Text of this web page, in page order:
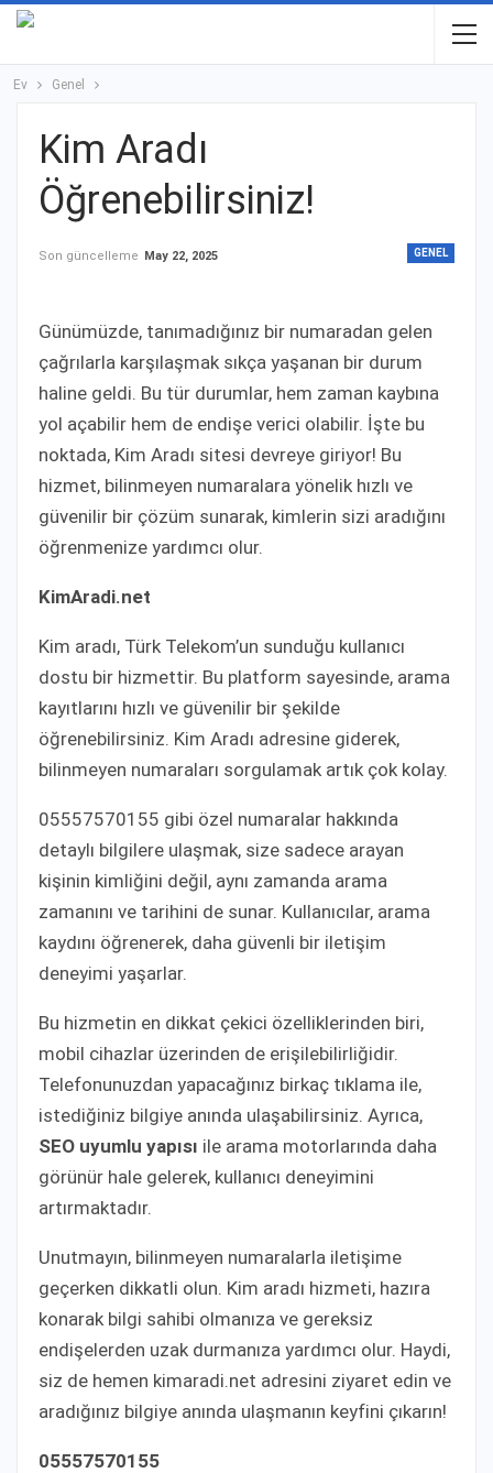
Ev Genel
Kim Aradı
Öğrenebilirsiniz!
GENEL
Son güncelleme May 22, 2025
Günümüzde, tanımadığınız bir numaradan gelen
çağrılarla karşılaşmak sıkça yaşanan bir durum
haline geldi. Bu tür durumlar, hem zaman kaybına
yol açabilir hem de endişe verici olabilir. İşte bu
noktada, Kim Aradı sitesi devreye giriyor! Bu
hizmet, bilinmeyen numaralara yönelik hızlı ve
güvenilir bir çözüm sunarak, kimlerin sizi aradığını
öğrenmenize yardımcı olur.
KimAradi.net
Kim aradı, Türk Telekom’un sunduğu kullanıcı
dostu bir hizmettir. Bu platform sayesinde, arama
kayıtlarını hızlı ve güvenilir bir şekilde
öğrenebilirsiniz. Kim Aradı adresine giderek,
bilinmeyen numaraları sorgulamak artık çok kolay.
05557570155 gibi özel numaralar hakkında
detaylı bilgilere ulaşmak, size sadece arayan
kişinin kimliğini değil, aynı zamanda arama
zamanını ve tarihini de sunar. Kullanıcılar, arama
kaydını öğrenerek, daha güvenli bir iletişim
deneyimi yaşarlar.
Bu hizmetin en dikkat çekici özelliklerinden biri,
mobil cihazlar üzerinden de erişilebilirliğidir.
Telefonunuzdan yapacağınız birkaç tıklama ile,
istediğiniz bilgiye anında ulaşabilirsiniz. Ayrıca,
SEO uyumlu yapısı ile arama motorlarında daha
görünür hale gelerek, kullanıcı deneyimini
artırmaktadır.
Unutmayın, bilinmeyen numaralarla iletişime
geçerken dikkatli olun. Kim aradı hizmeti, hazıra
konarak bilgi sahibi olmanıza ve gereksiz
endişelerden uzak durmanıza yardımcı olur. Haydi,
siz de hemen kimaradi.net adresini ziyaret edin ve
aradığınız bilgiye anında ulaşmanın keyfini çıkarın!
05557570155